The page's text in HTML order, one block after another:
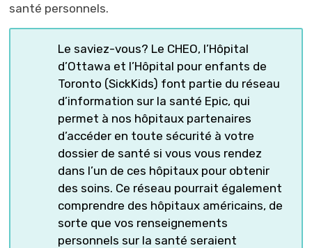
santé personnels.
Le saviez-vous? Le CHEO, l’Hôpital
d’Ottawa et l’Hôpital pour enfants de
Toronto (SickKids) font partie du réseau
d’information sur la santé Epic, qui
permet à nos hôpitaux partenaires
d’accéder en toute sécurité à votre
dossier de santé si vous vous rendez
dans l’un de ces hôpitaux pour obtenir
des soins. Ce réseau pourrait également
comprendre des hôpitaux américains, de
sorte que vos renseignements
personnels sur la santé seraient